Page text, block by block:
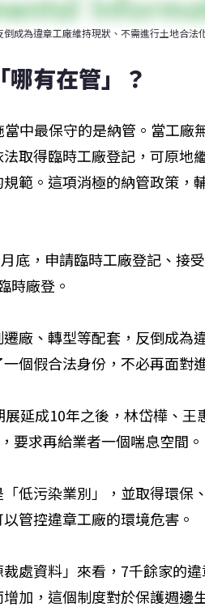
成為違章工廠維持現狀、不需進行土地合法
哪有在管」？
中最保守的是納管。當工廠
取得臨時工廠登記，可原地
範。這項消極的納管政策，
底，申請臨時工廠登記、接
時廠登。
廠、轉型等配套，反倒成為
個假合法身份，不必再面對
延成10年之後，林岱樺、
要求再給業者一個喘息空間。
低污染業別」，並取得環保
管控違章工廠的環境危害。
處資料」來看，7千餘家的
加，這個制度對於保護週邊